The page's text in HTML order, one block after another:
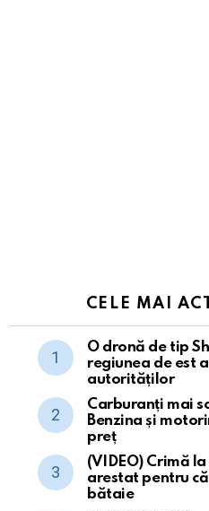
CELE MAI
O dronă de tip
regiunea de est
autorităților
Carburanți mai
Benzina și
preț
(VIDEO) Crimă
arestat pentru
bătaie